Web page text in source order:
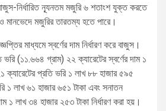
নির্ধারিত ন্যূনতম মজুরি ৬ শতাংশ যুক্ত করতে
মজুরির তারতম্য হতে পারে।
মাধ্যমে স্বর্ণের দাম নির্ধারণ করে বাজুস।
ভরি (১১.৬৬৪ গ্রাম) ২২ ক্যারেটের স্বর্ণের দাম ১
ক্যারেটের প্রতি ভরি ১ লাখ ৮৮ হাজার ৫৯৫
১ লাখ ৬১ হাজার ৬৫১ টাকা এবং সনাতন
১ লাখ ৩৪ হাজার ২৫৩ টাকা নির্ধারণ করা হয়।